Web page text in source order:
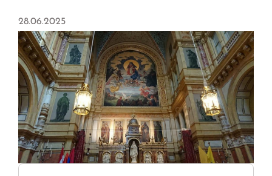
28.06.2025